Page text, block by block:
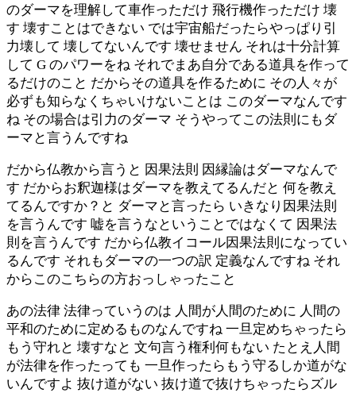
のダーマを理解して車作っただけ 飛行機作っただけ 壊
す 壊すことはできない では宇宙船だったらやっぱり引
力壊して 壊してないんです 壊せません それは十分計算
して G のパワーをね それでまあ自分である道具を作って
るだけのこと だからその道具を作るために その人々が
必ずも知らなくちゃいけないことは このダーマなんです
ね その場合は引力のダーマ そうやってこの法則にもダ
ーマと言うんですね
だから仏教から言うと 因果法則 因縁論はダーマなんで
す だからお釈迦様はダーマを教えてるんだと 何を教え
てるんですか？と ダーマと言ったら いきなり因果法則
を言うんです 嘘を言うなということではなくて 因果法
則を言うんです だから仏教イコール因果法則になってい
るんです それもダーマの一つの訳 定義なんですね それ
からこのこちらの方おっしゃったこと
あの法律 法律っていうのは 人間が人間のために 人間の
平和のために定めるものなんですね 一旦定めちゃったら
もう守れと 壊すなと 文句言う権利何もない たとえ人間
が法律を作ったっても 一旦作ったらもう守るしか道がな
いんですよ 抜け道がない 抜け道で抜けちゃったらズル